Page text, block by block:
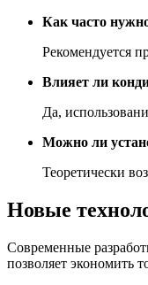
Как часто
Рекомендуется
Влияет ли
Да,
Можно ли
Теоретически
Новые
Современные
позволяет экономить